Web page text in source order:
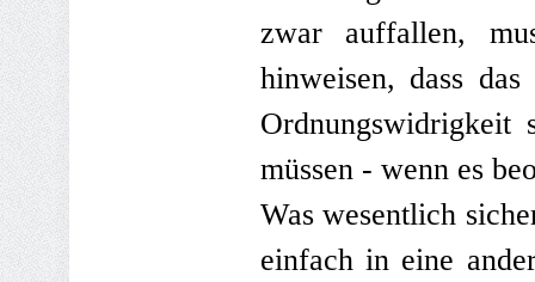
zwar auffallen,
hinweisen, dass
Ordnungswidrigkeit
müssen - wenn es
Was wesentlich
einfach in eine